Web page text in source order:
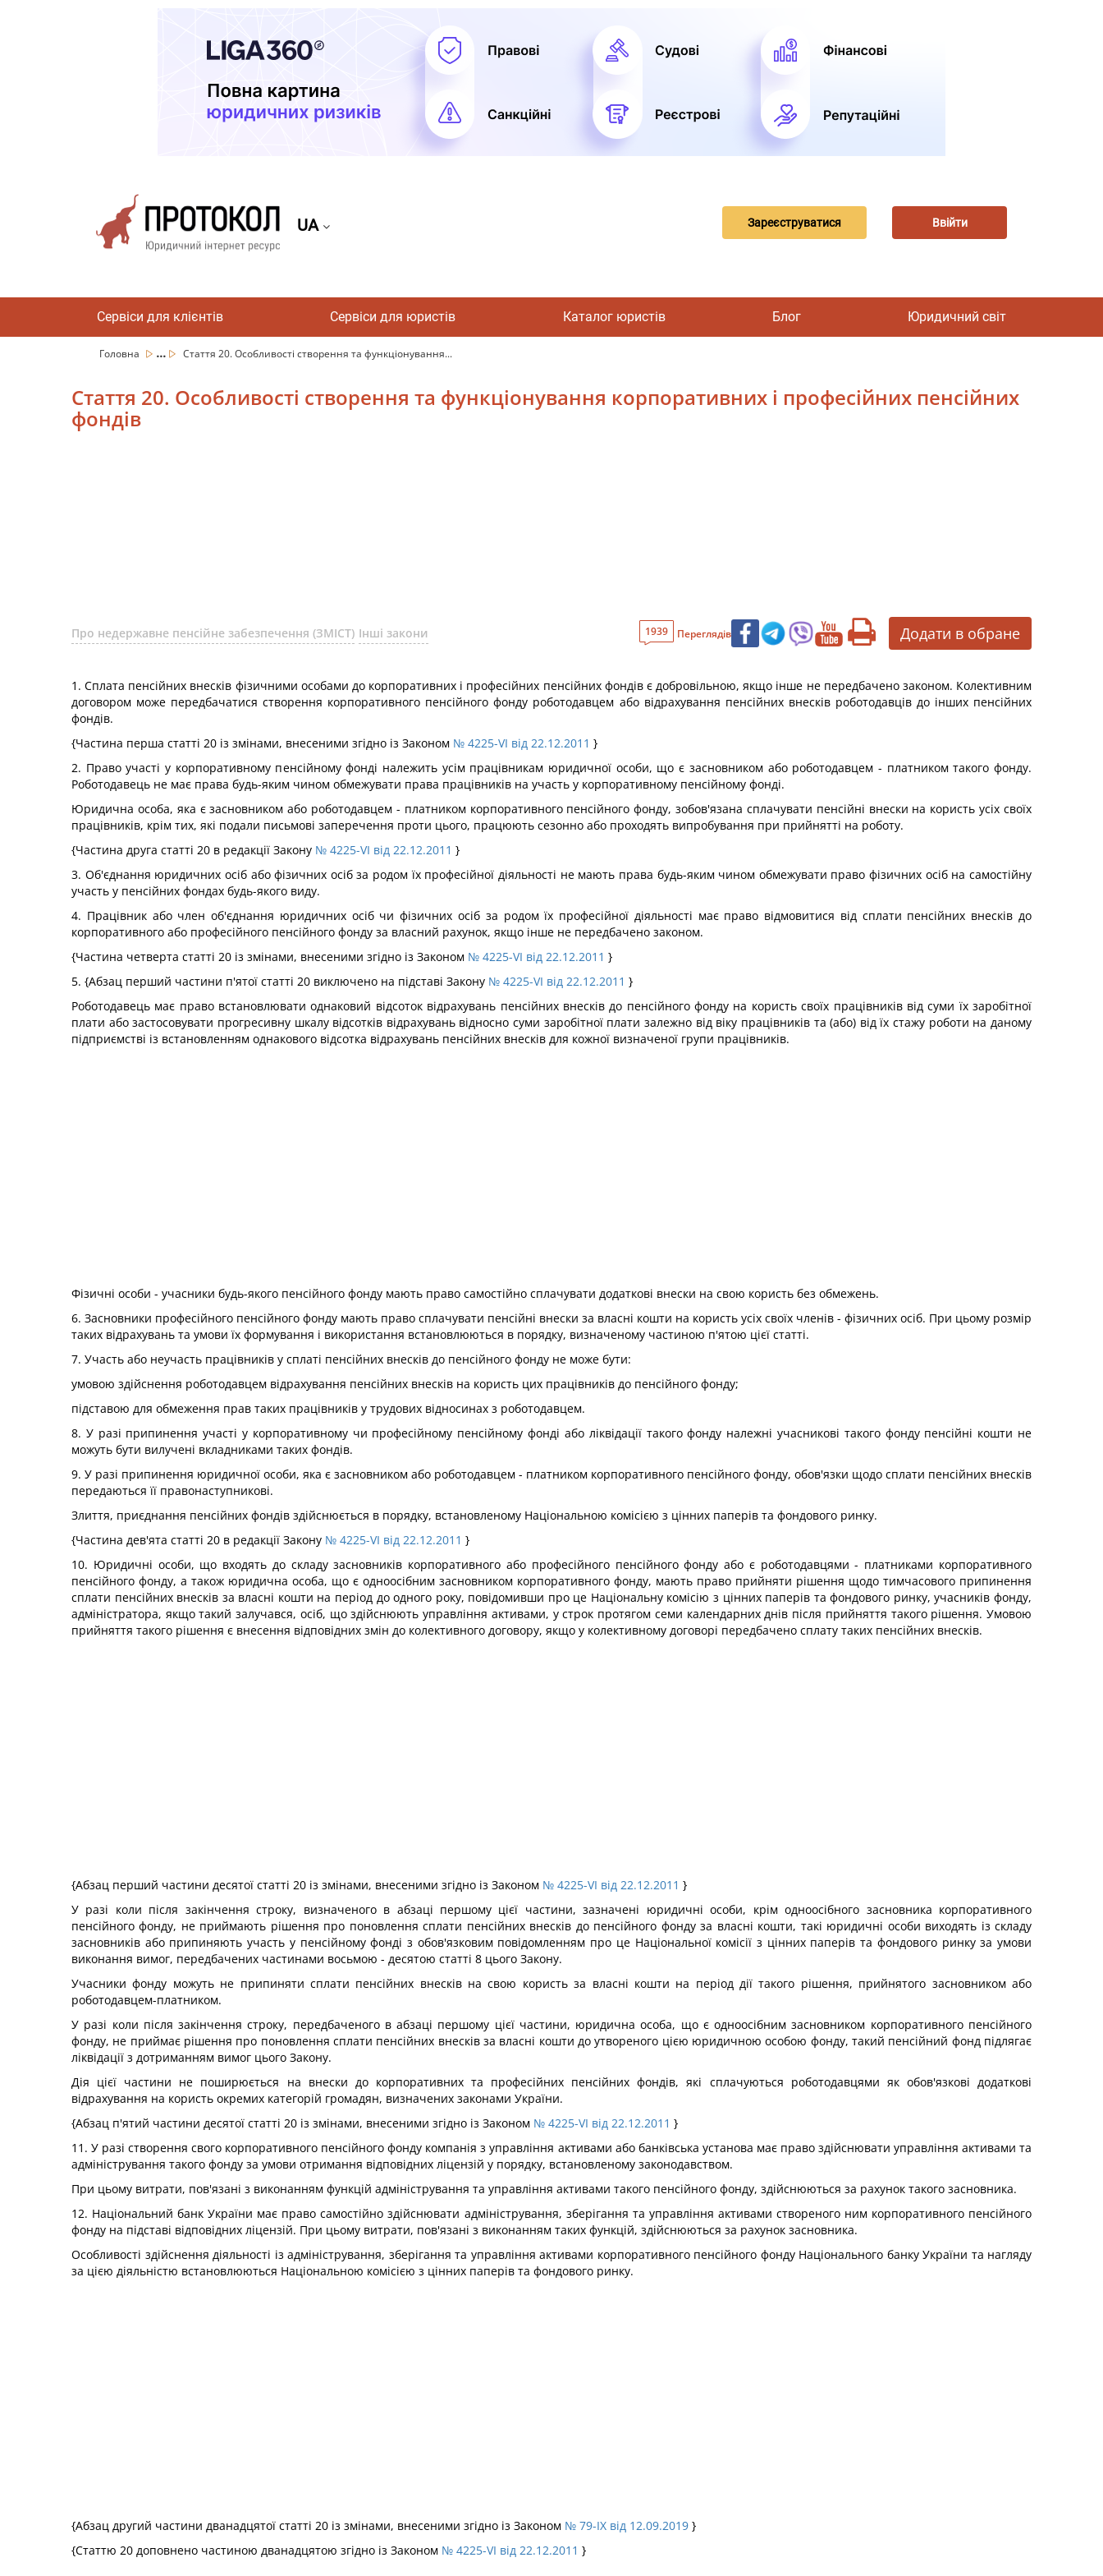
UA Зареєструватися Ввійти
Сервіси для клієнтів Сервіси для юристів Каталог юристів Блог Юридичний світ
Головна ... Стаття 20. Особливості створення та функціонування...
Стаття 20. Особливості створення та функціонування корпоративних і професійних пенсійних
фондів
Про недержавне пенсійне забезпечення (ЗМІСТ) Інші закони 1939 Переглядів Додати в обране
1. Сплата пенсійних внесків фізичними особами до корпоративних і професійних пенсійних фондів є добровільною, якщо інше не передбачено законом. Колективним
договором може передбачатися створення корпоративного пенсійного фонду роботодавцем або відрахування пенсійних внесків роботодавців до інших пенсійних
фондів.
{Частина перша статті 20 із змінами, внесеними згідно із Законом № 4225-VI від 22.12.2011 }
2. Право участі у корпоративному пенсійному фонді належить усім працівникам юридичної особи, що є засновником або роботодавцем - платником такого фонду.
Роботодавець не має права будь-яким чином обмежувати права працівників на участь у корпоративному пенсійному фонді.
Юридична особа, яка є засновником або роботодавцем - платником корпоративного пенсійного фонду, зобов'язана сплачувати пенсійні внески на користь усіх своїх
працівників, крім тих, які подали письмові заперечення проти цього, працюють сезонно або проходять випробування при прийнятті на роботу.
{Частина друга статті 20 в редакції Закону № 4225-VI від 22.12.2011 }
3. Об'єднання юридичних осіб або фізичних осіб за родом їх професійної діяльності не мають права будь-яким чином обмежувати право фізичних осіб на самостійну
участь у пенсійних фондах будь-якого виду.
4. Працівник або член об'єднання юридичних осіб чи фізичних осіб за родом їх професійної діяльності має право відмовитися від сплати пенсійних внесків до
корпоративного або професійного пенсійного фонду за власний рахунок, якщо інше не передбачено законом.
{Частина четверта статті 20 із змінами, внесеними згідно із Законом № 4225-VI від 22.12.2011 }
5. {Абзац перший частини п'ятої статті 20 виключено на підставі Закону № 4225-VI від 22.12.2011 }
Роботодавець має право встановлювати однаковий відсоток відрахувань пенсійних внесків до пенсійного фонду на користь своїх працівників від суми їх заробітної
плати або застосовувати прогресивну шкалу відсотків відрахувань відносно суми заробітної плати залежно від віку працівників та (або) від їх стажу роботи на даному
підприємстві із встановленням однакового відсотка відрахувань пенсійних внесків для кожної визначеної групи працівників.
Фізичні особи - учасники будь-якого пенсійного фонду мають право самостійно сплачувати додаткові внески на свою користь без обмежень.
6. Засновники професійного пенсійного фонду мають право сплачувати пенсійні внески за власні кошти на користь усіх своїх членів - фізичних осіб. При цьому розмір
таких відрахувань та умови їх формування і використання встановлюються в порядку, визначеному частиною п'ятою цієї статті.
7. Участь або неучасть працівників у сплаті пенсійних внесків до пенсійного фонду не може бути:
умовою здійснення роботодавцем відрахування пенсійних внесків на користь цих працівників до пенсійного фонду;
підставою для обмеження прав таких працівників у трудових відносинах з роботодавцем.
8. У разі припинення участі у корпоративному чи професійному пенсійному фонді або ліквідації такого фонду належні учасникові такого фонду пенсійні кошти не
можуть бути вилучені вкладниками таких фондів.
9. У разі припинення юридичної особи, яка є засновником або роботодавцем - платником корпоративного пенсійного фонду, обов'язки щодо сплати пенсійних внесків
передаються її правонаступникові.
Злиття, приєднання пенсійних фондів здійснюється в порядку, встановленому Національною комісією з цінних паперів та фондового ринку.
{Частина дев'ята статті 20 в редакції Закону № 4225-VI від 22.12.2011 }
10. Юридичні особи, що входять до складу засновників корпоративного або професійного пенсійного фонду або є роботодавцями - платниками корпоративного
пенсійного фонду, а також юридична особа, що є одноосібним засновником корпоративного фонду, мають право прийняти рішення щодо тимчасового припинення
сплати пенсійних внесків за власні кошти на період до одного року, повідомивши про це Національну комісію з цінних паперів та фондового ринку, учасників фонду,
адміністратора, якщо такий залучався, осіб, що здійснюють управління активами, у строк протягом семи календарних днів після прийняття такого рішення. Умовою
прийняття такого рішення є внесення відповідних змін до колективного договору, якщо у колективному договорі передбачено сплату таких пенсійних внесків.
{Абзац перший частини десятої статті 20 із змінами, внесеними згідно із Законом № 4225-VI від 22.12.2011 }
У разі коли після закінчення строку, визначеного в абзаці першому цієї частини, зазначені юридичні особи, крім одноосібного засновника корпоративного
пенсійного фонду, не приймають рішення про поновлення сплати пенсійних внесків до пенсійного фонду за власні кошти, такі юридичні особи виходять із складу
засновників або припиняють участь у пенсійному фонді з обов'язковим повідомленням про це Національної комісії з цінних паперів та фондового ринку за умови
виконання вимог, передбачених частинами восьмою - десятою статті 8 цього Закону.
Учасники фонду можуть не припиняти сплати пенсійних внесків на свою користь за власні кошти на період дії такого рішення, прийнятого засновником або
роботодавцем-платником.
У разі коли після закінчення строку, передбаченого в абзаці першому цієї частини, юридична особа, що є одноосібним засновником корпоративного пенсійного
фонду, не приймає рішення про поновлення сплати пенсійних внесків за власні кошти до утвореного цією юридичною особою фонду, такий пенсійний фонд підлягає
ліквідації з дотриманням вимог цього Закону.
Дія цієї частини не поширюється на внески до корпоративних та професійних пенсійних фондів, які сплачуються роботодавцями як обов'язкові додаткові
відрахування на користь окремих категорій громадян, визначених законами України.
{Абзац п'ятий частини десятої статті 20 із змінами, внесеними згідно із Законом № 4225-VI від 22.12.2011 }
11. У разі створення свого корпоративного пенсійного фонду компанія з управління активами або банківська установа має право здійснювати управління активами та
адміністрування такого фонду за умови отримання відповідних ліцензій у порядку, встановленому законодавством.
При цьому витрати, пов'язані з виконанням функцій адміністрування та управління активами такого пенсійного фонду, здійснюються за рахунок такого засновника.
12. Національний банк України має право самостійно здійснювати адміністрування, зберігання та управління активами створеного ним корпоративного пенсійного
фонду на підставі відповідних ліцензій. При цьому витрати, пов'язані з виконанням таких функцій, здійснюються за рахунок засновника.
Особливості здійснення діяльності із адміністрування, зберігання та управління активами корпоративного пенсійного фонду Національного банку України та нагляду
за цією діяльністю встановлюються Національною комісією з цінних паперів та фондового ринку.
{Абзац другий частини дванадцятої статті 20 із змінами, внесеними згідно із Законом № 79-IX від 12.09.2019 }
{Статтю 20 доповнено частиною дванадцятою згідно із Законом № 4225-VI від 22.12.2011 }